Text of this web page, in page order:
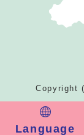
Language
Copyright